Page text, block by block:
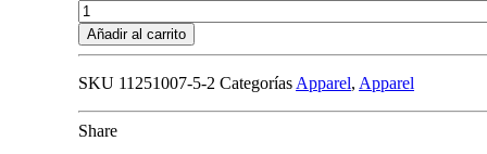
Atlantic
Spotted
Dolphin
Hoodie
Ocean
Añadir al carrito
SKU 11251007-5-2 Categorías Apparel, Apparel
Share